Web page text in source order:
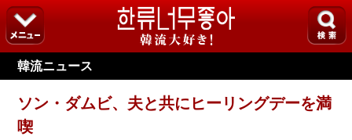
韓流ニュース
ソン・ダムビ、夫と共にヒーリングデーを満
喫